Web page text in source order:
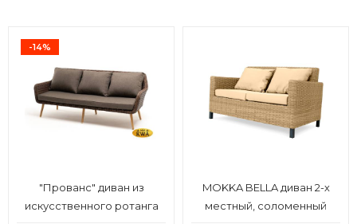
-14%
"Прованс" диван из
искусственного ротанга
MOKKA BELLA диван 2-х
местный, соломенный